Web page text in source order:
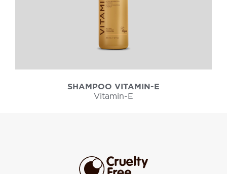
SHAMPOO VITAMIN-E
Vitamin-E